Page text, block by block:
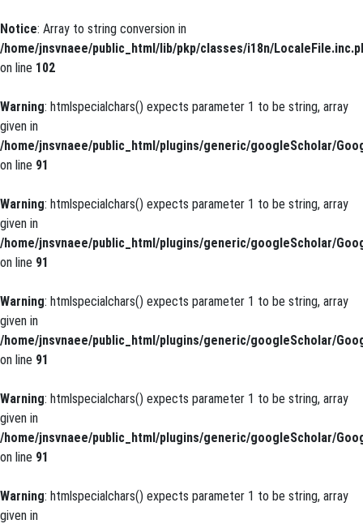
Notice: Array to string conversion in
/home/jnsvnaee/public_html/lib/pkp/classes/i18n/
on line 102
Warning: htmlspecialchars() expects parameter 1 to be string, array
given in
/home/jnsvnaee/public_html/plugins/generic/googleScholar/
on line 91
Warning: htmlspecialchars() expects parameter 1 to be string, array
given in
/home/jnsvnaee/public_html/plugins/generic/googleScholar/
on line 91
Warning: htmlspecialchars() expects parameter 1 to be string, array
given in
/home/jnsvnaee/public_html/plugins/generic/googleScholar/
on line 91
Warning: htmlspecialchars() expects parameter 1 to be string, array
given in
/home/jnsvnaee/public_html/plugins/generic/googleScholar/
on line 91
Warning: htmlspecialchars() expects parameter 1 to be string, array
given in